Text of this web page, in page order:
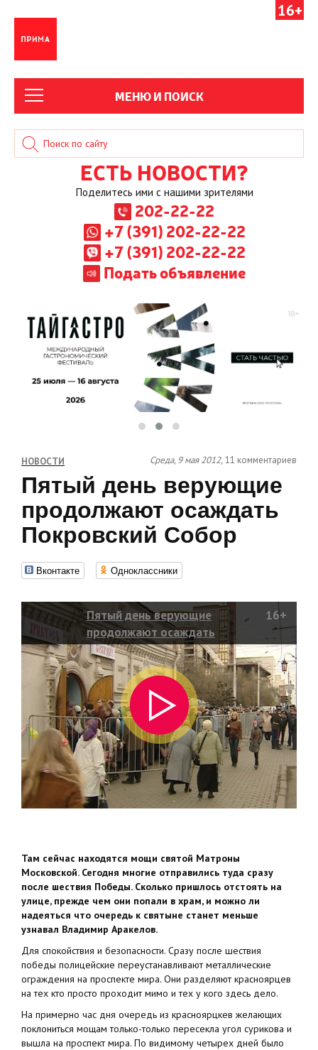
16+
МЕНЮ И ПОИСК
ЕСТЬ НОВОСТИ?
Поделитесь ими с нашими зрителями
202-22-22
+7 (391) 202-22-22
+7 (391) 202-22-22
Подать объявление
НОВОСТИ Среда, 9 мая 2012,11 комментариев
Пятый день верующие
продолжают осаждать
Покровский Собор
Вконтакте Одноклассники
Пятый день верующие
продолжают осаждать
Покровский Собор
16+
Там сейчас находятся мощи святой Матроны
Московской. Сегодня многие отправились туда сразу
после шествия Победы. Сколько пришлось отстоять на
улице, прежде чем они попали в храм, и можно ли
надеяться что очередь к святыне станет меньше
узнавал Владимир Аракелов.
Для спокойствия и безопасности. Сразу после шествия
победы полицейские переустанавливают металлические
ограждения на проспекте мира. Они разделяют красноярцев
на тех кто просто проходит мимо и тех у кого здесь дело.
На примерно час дня очередь из красноярцкев желающих
поклониться мощам только-только пересекла угол сурикова и
вышла на проспект мира. По видимому четырех дней было